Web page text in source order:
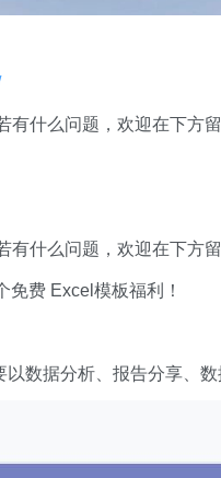
什么问题，欢迎在下方留
什么问题，欢迎在下方留
费 Excel模板福利​​​​！
数据分析、报告分享、数